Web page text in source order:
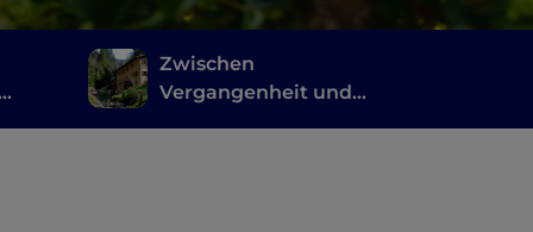
Zwischen
Vergangenheit und